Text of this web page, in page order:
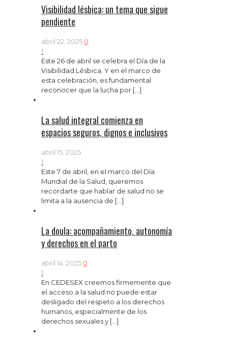
Visibilidad lésbica: un tema que sigue
pendiente
abril 22, 2025 0
1
Este 26 de abril se celebra el Día de la
Visibilidad Lésbica. Y en el marco de
esta celebración, es fundamental
reconocer que la lucha por […]
La salud integral comienza en
espacios seguros, dignos e inclusivos
abril 15, 2025
1
Este 7 de abril, en el marco del Día
Mundial de la Salud, queremos
recordarte que hablar de salud no se
limita a la ausencia de […]
La doula: acompañamiento, autonomía
y derechos en el parto
abril 14, 2025 0
1
En CEDESEX creemos firmemente que
el acceso a la salud no puede estar
desligado del respeto a los derechos
humanos, especialmente de los
derechos sexuales y […]